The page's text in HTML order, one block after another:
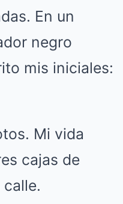
En un
negro
mis iniciales:
Mi vida
cajas de